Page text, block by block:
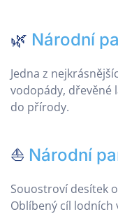
🌿 Národní
Jedna z
vodopády, dřevěné
do přírody.
⛵ Národní
Souostroví desítek
Oblíbený cíl lodních